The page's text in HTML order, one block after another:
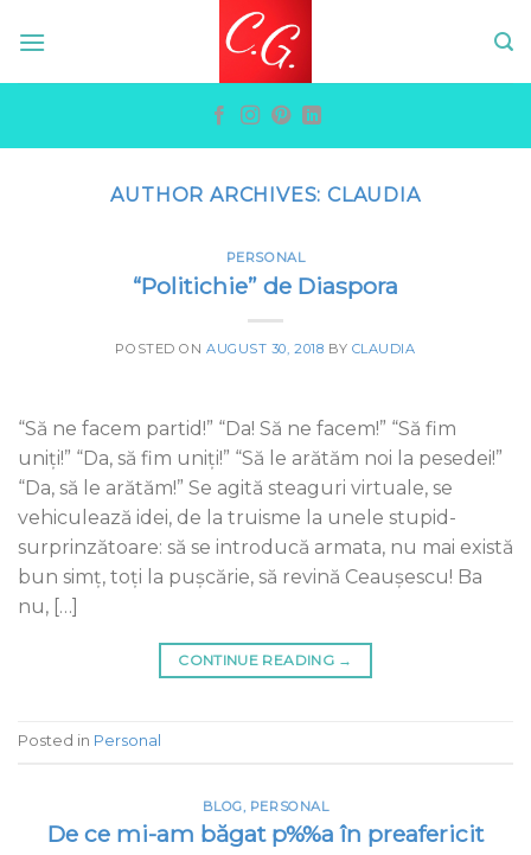
AUTHOR ARCHIVES: CLAUDIA
PERSONAL
“Politichie” de Diaspora
POSTED ONAUGUST 30, 2018 BY CLAUDIA
“Să ne facem partid!” “Da! Să ne facem!” “Să fim
uniți!” “Da, să fim uniți!” “Să le arătăm noi la pesedei!”
“Da, să le arătăm!” Se agită steaguri virtuale, se
vehiculează idei, de la truisme la unele stupid-
surprinzătoare: să se introducă armata, nu mai există
bun simț, toți la pușcărie, să revină Ceaușescu! Ba
nu, […]
CONTINUE READING →
Posted in Personal
BLOG PERSONAL
De ce mi-am băgat p%%a în preafericit